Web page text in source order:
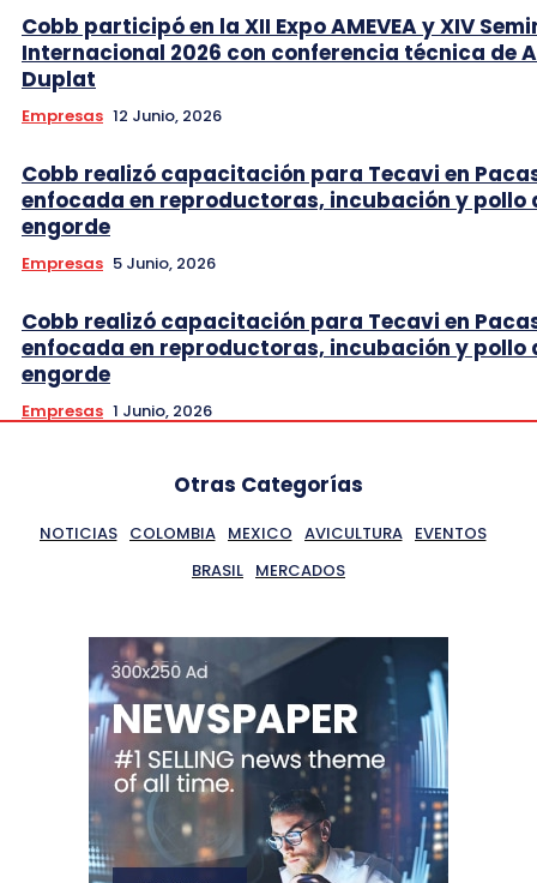
Cobb participó en la XII Expo AMEVEA y XIV
Internacional 2026 con conferencia técnica de
Duplat
Empresas 12 Junio, 2026
Cobb realizó capacitación para Tecavi en
enfocada en reproductoras, incubación y pollo
engorde
Empresas 5 Junio, 2026
Cobb realizó capacitación para Tecavi en
enfocada en reproductoras, incubación y pollo
engorde
Empresas 1 Junio, 2026
Otras Categorías
NOTICIAS COLOMBIA MEXICO AVICULTURA
EVENTOS
BRASIL MERCADOS